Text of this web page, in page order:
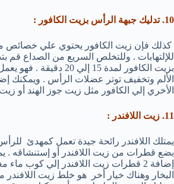
10. تدليك جبهة الرأس بزيت الكافور :
كذلك فإن زيت الكافور يحتوي علي خصائص
للإلتهابات . وللتخلص السريع من الصداع قم
بزيت الكافور لمدة 15 إلي 20
الألم وتخفيف توتر عضلات الرأس . ويمكنك
الأخري إلي الكافور مثل زيت جوز الهند أو زيت
11. زيت اللافندر :
يمتلك اللافندر رائحة جيدة تعمل كمهدئ
بضع قطرات من زيت اللافندر أو إستنشاقه .
إضافة 2 قطرات زيت اللافندر إلي كوب
البخار وهناك خيار أخر هو خلط زيت اللافندر